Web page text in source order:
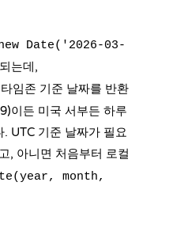
Date('2026-03-
는데,
임존 기준 날짜를 반환
이든 미국 서부든 하루
UTC 기준 날짜가 필요
, 아니면 처음부터 로컬
month,